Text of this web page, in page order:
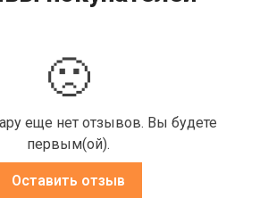
🙁
еще нет отзывов. Вы будете
первым(ой).
Оставить отзыв